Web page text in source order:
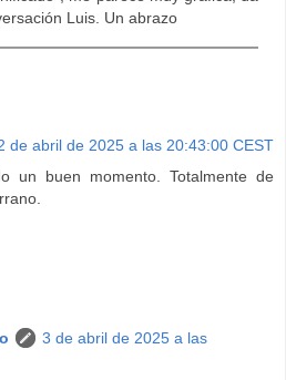
Luis. Un abrazo
de abril de 2025 a las 20:43:00 CEST
un buen momento. Totalmente de
3 de abril de 2025 a las